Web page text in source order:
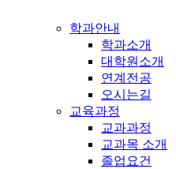
학과안내
학과소개
대학원소개
연계전공
오시는길
교육과정
교과과정
교과목 소개
졸업요건